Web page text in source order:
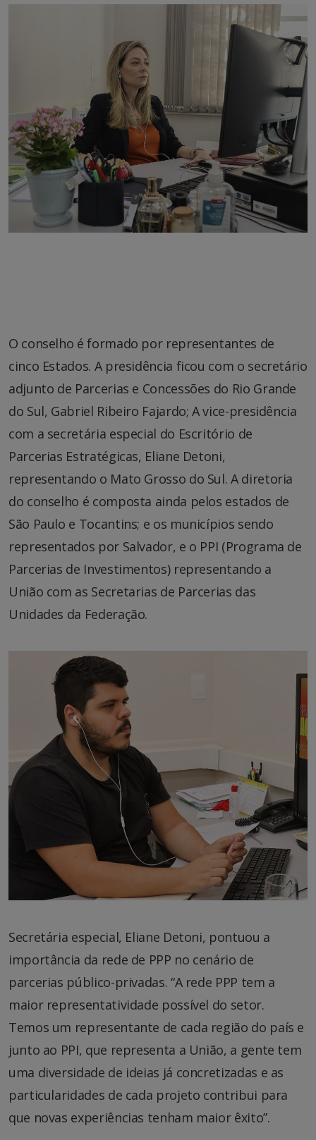
O conselho é formado por representantes de
cinco Estados. A presidência ficou com o secretário
adjunto de Parcerias e Concessões do Rio Grande
do Sul, Gabriel Ribeiro Fajardo; A vice-presidência
com a secretária especial do Escritório de
Parcerias Estratégicas, Eliane Detoni,
representando o Mato Grosso do Sul. A diretoria
do conselho é composta ainda pelos estados de
São Paulo e Tocantins; e os municípios sendo
representados por Salvador, e o PPI (Programa de
Parcerias de Investimentos) representando a
União com as Secretarias de Parcerias das
Unidades da Federação.
Secretária especial, Eliane Detoni, pontuou a
importância da rede de PPP no cenário de
parcerias público-privadas. “A rede PPP tem a
maior representatividade possível do setor.
Temos um representante de cada região do país e
junto ao PPI, que representa a União, a gente tem
uma diversidade de ideias já concretizadas e as
particularidades de cada projeto contribui para
que novas experiências tenham maior êxito”.